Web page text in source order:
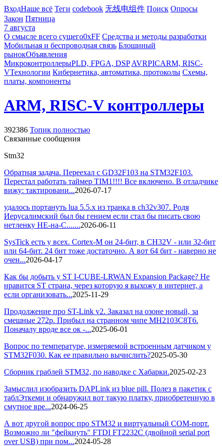
ВходНаше всё Теги codebook 无线电组件 Поиск Опросы
Закон Пятница
7 августа
О смысле всего сущего0xFF Средства и методы разработки
Мобильная и беспроводная связь Блошиный
рынокОбъявления
МикроконтроллерыPLD, FPGA, DSP AVRPICARM, RISC-
VТехнологии Кибернетика, автоматика, протоколы Схемы,
платы, компоненты
ARM, RISC-V контроллеры
392386 Топик полностью
Связанные сообщения
Stm32
Обратная задача. Переехал с GD32F103 на STM32F103.
Перестал работать таймер TIM1!!!! Все включено. В отладчике
вижу: тактировани...2026-07-17
удалось портануть lua 5.5.x из транка в ch32v307. Родя
Иерусалимский был бы гением если стал бы писать свою
нетленку НЕ-на-С.......2026-06-11
SysTick есть у всех. Cortex-M он 24-бит, в CH32V - или 32-бит
или 64-бит. 24 бит тоже достаточно. А вот 64 бит - наверно не
очен...2026-04-17
Как бы добыть у ST I-CUBE-LRWAN Expansion Package? Не
нравится ST страна, через которую я выхожу в интернет, а
если организовать...2025-11-29
Продолжение про ST-Link v2. Заказал на озоне новый, за
смешные 272р. Прибыл на странном чипе MH2103C8T6.
Поначалу вроде все ок -...2025-06-01
Вопрос по температуре, измеряемой встроенным датчиком у
STM32F030. Как ее правильно вычислить?2025-05-30
Сборник граблей STM32, по наводке с Хабарки.2025-02-23
Замыслил изобразить DAPLink из blue рill. Полез в пакетик с
таблЭткеми и обнаружил вот такую платку, приобретенную в
смутное вре...2024-06-25
А вот другой вопрос про STM32 и виртуальный COM-порт.
Возможно ли "фейкнуть" FTDI FT2232C (двойной serial port
over USB) при пом...2024-05-28